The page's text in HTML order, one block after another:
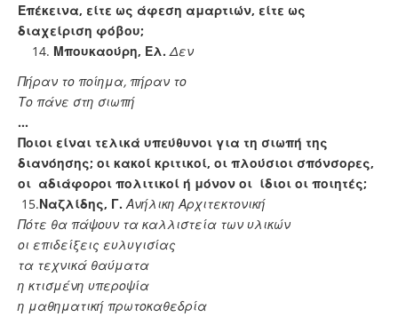
Επέκεινα, είτε ως άφεση αμαρτιών, είτε ως
διαχείριση φόβου;
Μπουκαούρη, Ελ.Δεν
Πήραν το ποίημα, πήραν το
Το πάνε στη σιωπή
…
Ποιοι είναι τελικά υπεύθυνοι για τη σιωπή της
διανόησης; οι κακοί κριτικοί, οι πλούσιοι σπόνσορες,
οι αδιάφοροι πολιτικοί ή μόνον οι ίδιοι οι ποιητές;
15.Ναζλίδης, Γ.Ανήλικη Αρχιτεκτονική
Πότε θα πάψουν τα καλλιστεία των υλικών
οι επιδείξεις ευλυγισίας
τα τεχνικά θαύματα
η κτισμένη υπεροψία
η μαθηματική πρωτοκαθεδρία